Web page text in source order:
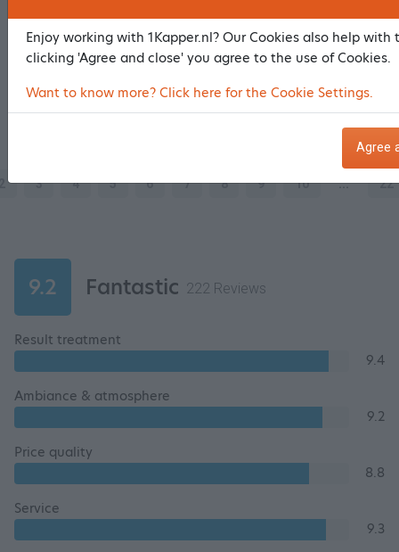
Result treatment 9
Lang haar te laten knippen is gewoon erg duur. Maar Nina
heeft het echt heel mooi geknipt.
3 4 5 6 7 8 9 10 ... 22
9.2 Fantastic 222 Reviews
Result treatment
9.4
Ambiance & atmosphere
9.2
Price quality
8.8
Service
9.3
Enjoy working with 1Kapper.nl? Our Cookies also help with
clicking 'Agree and close' you agree to the use of Cookies.
Want to know more? Click here for the Cookie Settings.
Agree